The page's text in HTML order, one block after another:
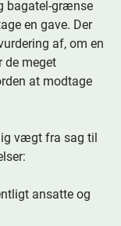
bagatel-grænse
en gave. Der
af, om en
de meget
at modtage
vægt fra sag til
ansatte og